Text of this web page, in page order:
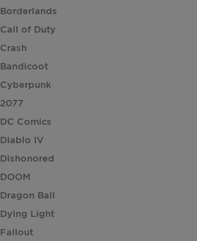
Borderlands
Call of Duty
Crash
Bandicoot
Cyberpunk
2077
DC Comics
Diablo IV
Dishonored
DOOM
Dragon Ball
Dying Light
Fallout